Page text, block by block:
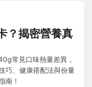
？揭密營養真
常見口味熱量差異，
巧、健康搭配法與份量
南！